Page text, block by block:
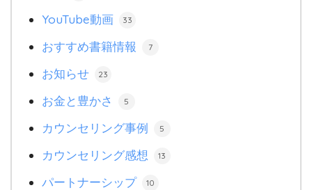
YouTube動画 33
おすすめ書籍情報 7
お知らせ 23
お金と豊かさ 5
カウンセリング事例 5
カウンセリング感想 13
パートナーシップ 10